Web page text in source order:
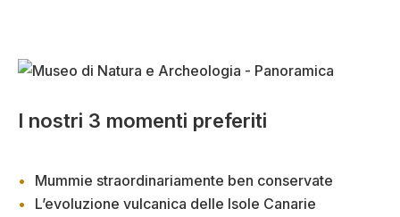
I nostri 3 momenti preferiti
Mummie straordinariamente ben conservate
L’evoluzione vulcanica delle Isole Canarie